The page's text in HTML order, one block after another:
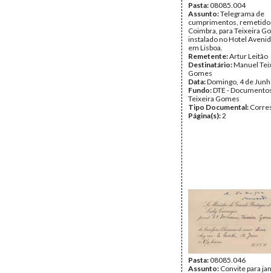
Pasta:08085.004
Assunto:Telegrama de
cumprimentos,
Coimbra, para Teixeira
instalado no Hotel
em Lisboa.
Remetente:Artur Leitão
Destinatário:Manuel
Gomes
Data:Domingo, 4 de
Fundo:DTE -
Teixeira Gomes
Tipo Documental:
Página(s):2
Pasta:08085.046
Assunto: Convite para